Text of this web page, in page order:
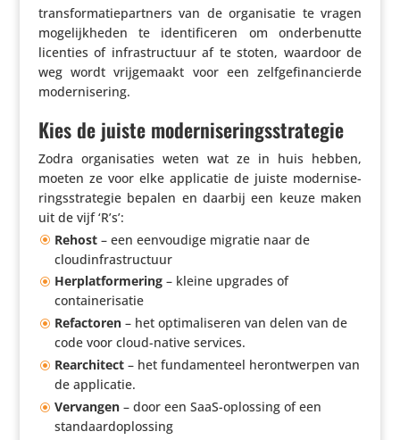
trans­for­ma­tie­part­ners van de orga­ni­satie te vragen
moge­lijk­heden te iden­ti­fi­ceren om onder­be­nutte
licenties of infra­struc­tuur af te stoten, waardoor de
weg wordt vrij­ge­maakt voor een zelf­ge­fi­nan­cierde
modernisering.
Kies de juiste moderniseringsstrategie
Zodra orga­ni­sa­ties weten wat ze in huis hebben,
moeten ze voor elke appli­catie de juiste moder­ni­se­
rings­stra­tegie bepalen en daarbij een keuze maken
uit de vijf ‘R’s’:
Rehost – een eenvou­dige migratie naar de
cloudinfrastructuur
Herplat­for­me­ring – kleine upgrades of
containerisatie
Refac­toren – het opti­ma­li­seren van delen van de
code voor cloud-native services.
Rear­chi­tect – het funda­men­teel heront­werpen van
de applicatie.
Vervangen – door een SaaS-oplossing of een
standaardoplossing